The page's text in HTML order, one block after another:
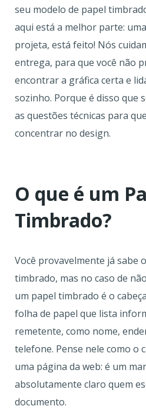
seu modelo de papel
aqui está a melhor parte:
projeta, está feito! Nós
entrega, para que você não
encontrar a gráfica certa e
sozinho. Porque é disso que
as questões técnicas para
concentrar no design.
O que é um
Timbrado?
Você provavelmente já sabe
timbrado, mas no caso de
um papel timbrado é o
folha de papel que lista
remetente, como nome,
telefone. Pense nele como o
uma página da web: é um
absolutamente claro quem
documento.